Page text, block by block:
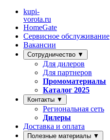
kupi-
vorota.ru
HomeGate
Сервисное обслуживание
Вакансии
Сотрудничество ▼
Для дилеров
Для партнеров
Промоматериалы
Каталог 2025
Контакты ▼
Региональная сеть
Дилеры
Доставка и оплата
Полезные материалы ▼